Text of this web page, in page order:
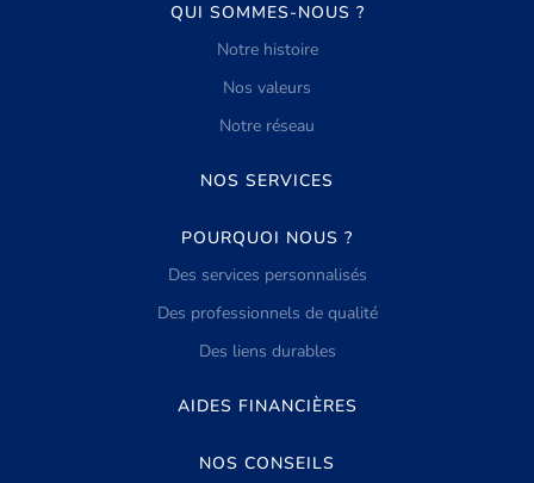
QUI SOMMES-NOUS ?
Notre histoire
Nos valeurs
Notre réseau
NOS SERVICES
POURQUOI NOUS ?
Des services personnalisés
Des professionnels de qualité
Des liens durables
AIDES FINANCIÈRES
NOS CONSEILS